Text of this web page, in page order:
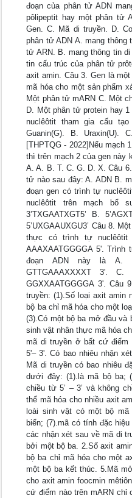
đoạn của phân tử ADN
pôlipeptit hay một phân tử
Gen. C. Mã di truyền. D.
phân tử ADN A. mang thông
tử ARN. B. mang thông tin
tin cấu trúc của phân tử
axit amin. Câu 3. Gen là
mã hóa cho một sản phẩm
Một phân tử mARN C. Một
D. Một phân tử protein hay
nuclêôtit tham gia cấu
Guanin(G). B. Uraxin(U).
[THPTQG - 2022]Nếu mạch
thì trên mạch 2 của gen này
A. A. B. T. C. G. D. X. Câu
tử nào sau đây: A. ADN B.
đoạn gen có trình tự
nuclêôtit trên mạch bổ
3’TXGAATXGT5’ B.
5’UXGAAUXGU3’ Câu 8.
thực có trình tự
AAAXAATGGGGA 5'.
đoạn ADN này là A.
GTTGAAAXXXXT 3'.
GGXXAATGGGGA 3'.
truyền: (1).Số loại axit amin
bộ ba chỉ mã hóa cho một
(3).Có một bộ ba mở đầu
sinh vật nhân thực mã hóa
mã di truyền ở bất cứ điểm
5'– 3'. Có bao nhiêu nhận
Mã di truyền có bao nhiêu
dưới đây: (1).là mã bộ ba;
chiều từ 5’ – 3’ và không
thể mã hóa cho nhiều axit
loài sinh vật có một bộ
biển; (7).mã có tính đặc
các nhận xét sau về mã di
bởi một bộ ba. 2.Số axit
bộ ba chỉ mã hóa cho một
một bộ ba kết thúc. 5.Mã
cho axit amin foocmin
cứ điểm nào trên mARN chỉ